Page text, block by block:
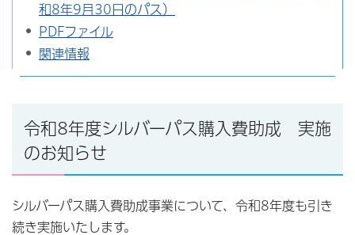
和8年9月30日のパス）
PDFファイル
関連情報
令和8年度シルバーパス購入費助成 実施
のお知らせ
シルバーパス購入費助成事業について、令和8年度も引き
続き実施いたします。